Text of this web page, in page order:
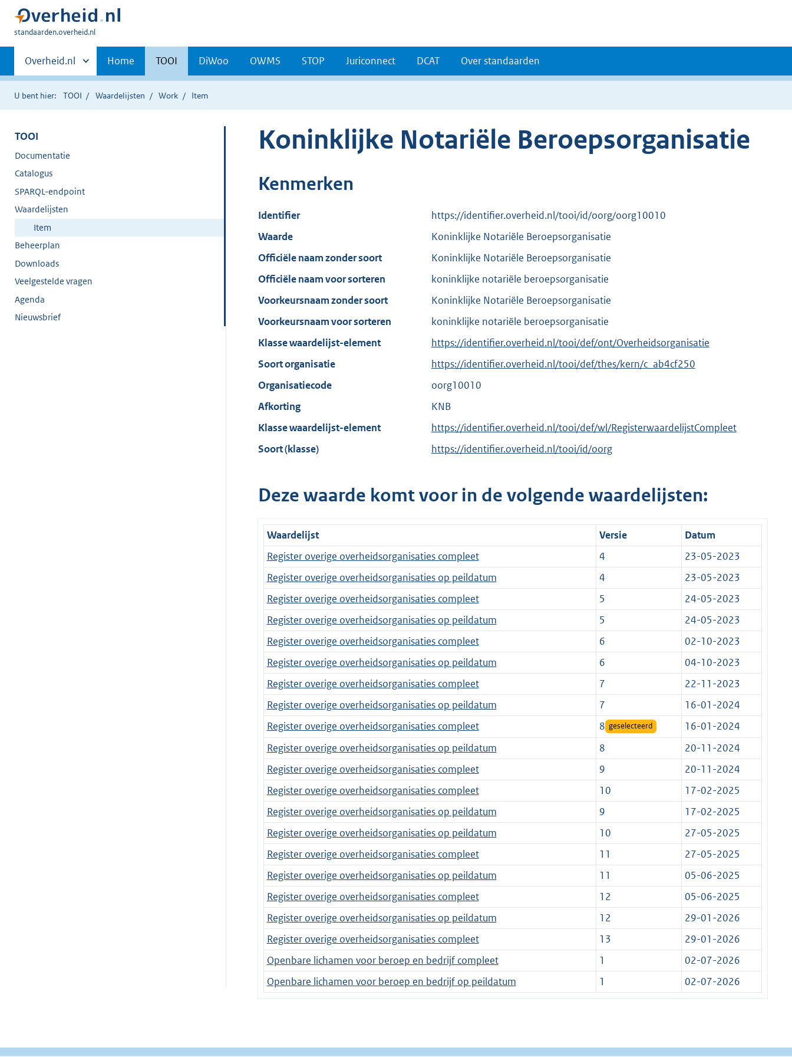
U
hier:
standaarden.overheid.nl
Primaire
navigatie
Andere
sites
binnen
Overheid.nl Home TOOI DiWoo OWMS STOP Juriconnect DCAT Over standaarden
U bent hier: TOOI Waardelijsten Work Item
TOOI
Documentatie
Catalogus
SPARQL-endpoint
Waardelijsten
Item
Beheerplan
Downloads
Veelgestelde vragen
Agenda
Nieuwsbrief
Koninklijke Notariële Beroepsorganisatie
Kenmerken
Identifier
https://identifier.overheid.nl/tooi/id/oorg/oorg10010
Waarde
Koninklijke Notariële Beroepsorganisatie
Officiële naam zonder soort
Koninklijke Notariële Beroepsorganisatie
Officiële naam voor sorteren
koninklijke notariële beroepsorganisatie
Voorkeursnaam zonder soort
Koninklijke Notariële Beroepsorganisatie
Voorkeursnaam voor sorteren
koninklijke notariële beroepsorganisatie
Klasse waardelijst-element
https://identifier.overheid.nl/tooi/def/ont/Overheidsorganisatie
Soort organisatie
https://identifier.overheid.nl/tooi/def/thes/kern/c_ab4cf250
Organisatiecode
oorg10010
Afkorting
KNB
Klasse waardelijst-element
https://identifier.overheid.nl/tooi/def/wl/RegisterwaardelijstCompleet
Soort (klasse)
https://identifier.overheid.nl/tooi/id/oorg
Deze waarde komt voor in de volgende waardelijsten:
Waardelijst Versie
Datum
Register overige overheidsorganisaties compleet
4
23-05-2023
Register overige overheidsorganisaties op peildatum
4
23-05-2023
Register overige overheidsorganisaties compleet
5
24-05-2023
Register overige overheidsorganisaties op peildatum
5
24-05-2023
Register overige overheidsorganisaties compleet
6
02-10-2023
Register overige overheidsorganisaties op peildatum
6
04-10-2023
Register overige overheidsorganisaties compleet
7
22-11-2023
Register overige overheidsorganisaties op peildatum
7
16-01-2024
Register overige overheidsorganisaties compleet
8 geselecteerd
16-01-2024
Register overige overheidsorganisaties op peildatum
8
20-11-2024
Register overige overheidsorganisaties compleet
9
20-11-2024
Register overige overheidsorganisaties compleet
10
17-02-2025
Register overige overheidsorganisaties op peildatum
9
17-02-2025
Register overige overheidsorganisaties op peildatum
10
27-05-2025
Register overige overheidsorganisaties compleet
11
27-05-2025
Register overige overheidsorganisaties op peildatum
11
05-06-2025
Register overige overheidsorganisaties compleet
12
05-06-2025
Register overige overheidsorganisaties op peildatum
12
29-01-2026
Register overige overheidsorganisaties compleet
13
29-01-2026
Openbare lichamen voor beroep en bedrijf compleet
1
02-07-2026
Openbare lichamen voor beroep en bedrijf op peildatum
1 02-07-2026